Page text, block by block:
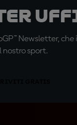
Newsletter,
nostro sport.